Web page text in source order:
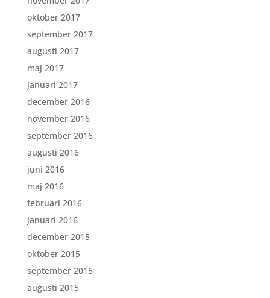
oktober 2017
september 2017
augusti 2017
maj 2017
januari 2017
december 2016
november 2016
september 2016
augusti 2016
juni 2016
maj 2016
februari 2016
januari 2016
december 2015
oktober 2015
september 2015
augusti 2015